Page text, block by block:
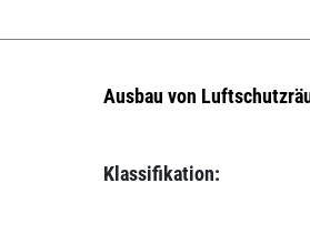
Ausbau von
Klassifikation: